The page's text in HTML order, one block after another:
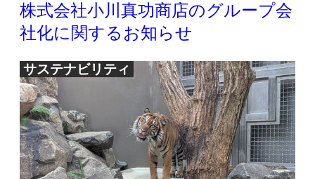
株式会社小川真功商店のグループ会
社化に関するお知らせ
サステナビリティ